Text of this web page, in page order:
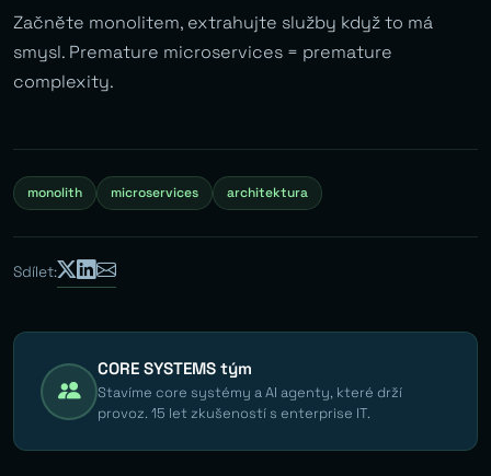
Začněte monolitem, extrahujte služby když to má
smysl. Premature microservices = premature
complexity.
monolith microservices architektura
Sdílet:
CORE SYSTEMS tým
Stavíme core systémy a AI agenty, které drží
provoz. 15 let zkušeností s enterprise IT.